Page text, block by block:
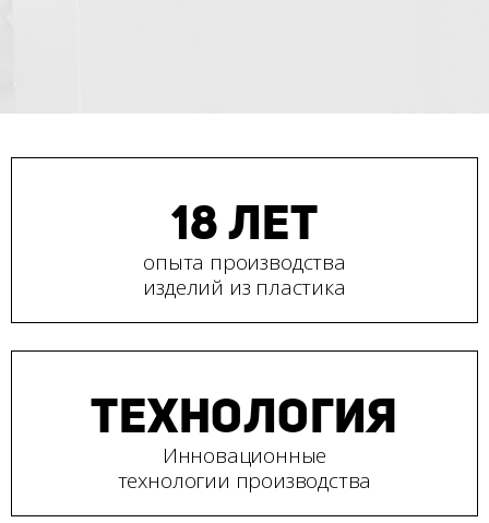
18 ЛЕТ
опыта производства
изделий из пластика
ТЕХНОЛОГИЯ
Инновационные
технологии производства